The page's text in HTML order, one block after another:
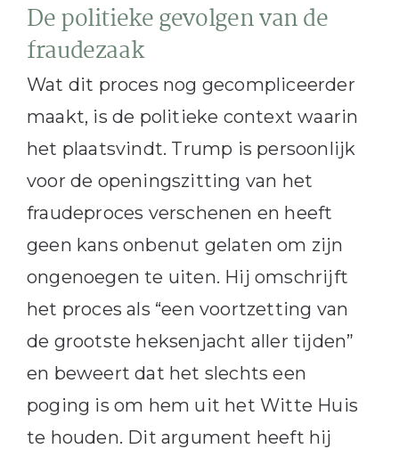
De politieke gevolgen van de
fraudezaak
Wat dit proces nog gecompliceerder
maakt, is de politieke context waarin
het plaatsvindt. Trump is persoonlijk
voor de openingszitting van het
fraudeproces verschenen en heeft
geen kans onbenut gelaten om zijn
ongenoegen te uiten. Hij omschrijft
het proces als “een voortzetting van
de grootste heksenjacht aller tijden”
en beweert dat het slechts een
poging is om hem uit het Witte Huis
te houden. Dit argument heeft hij